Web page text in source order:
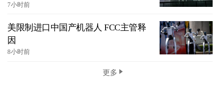
7小时前
美限制进口中国产机器人 FCC主管释
因
8小时前
更多